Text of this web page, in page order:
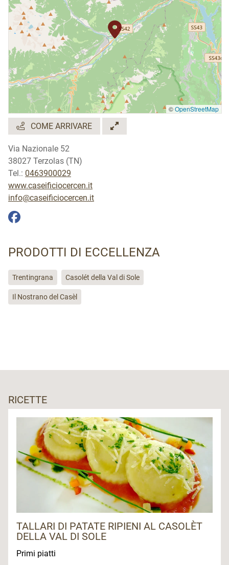
©OpenStreetMap
COME ARRIVARE
Via Nazionale 52
38027 Terzolas (TN)
Tel.: 0463900029
www.caseificiocercen.it
info@caseificiocercen.it
PRODOTTI DI ECCELLENZA
Trentingrana Casolét della Val di Sole
Il Nostrano del Casèl
RICETTE
TALLARI DI PATATE RIPIENI AL CASOLÈT
DELLA VAL DI SOLE
Primi piatti